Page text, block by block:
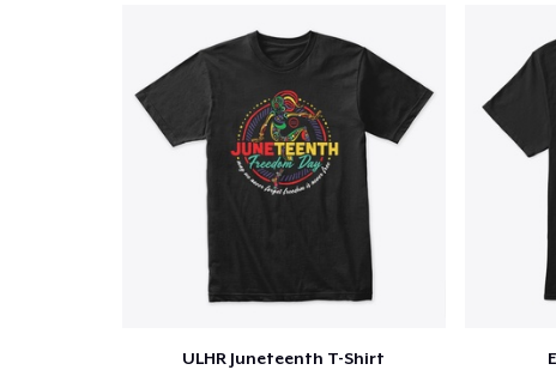
ULHR Juneteenth T-Shirt